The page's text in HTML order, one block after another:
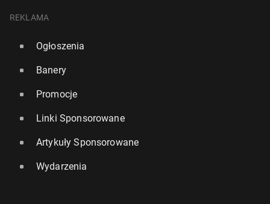
REKLAMA
Ogłoszenia
Banery
Promocje
Linki Sponsorowane
Artykuły Sponsorowane
Wydarzenia